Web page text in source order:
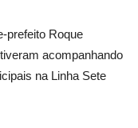
prefeito Roque
acompanhando
na Linha Sete